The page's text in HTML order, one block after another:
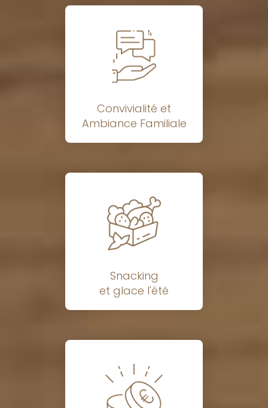
Convivialité et
Ambiance Familiale
Snacking
et glace l'été